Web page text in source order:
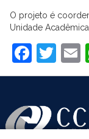
O projeto é
Unidade